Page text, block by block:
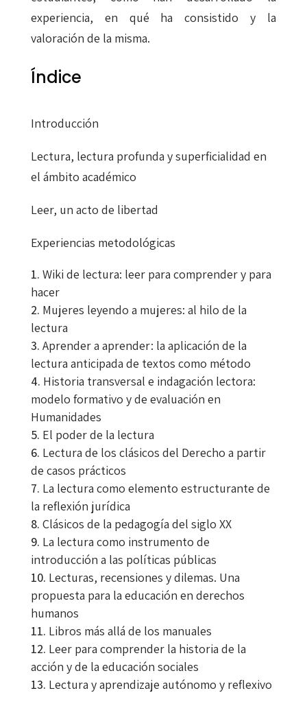
experiencia, en qué ha consistido y la
valoración de la misma.
Índice
Introducción
Lectura, lectura profunda y superficialidad en
el ámbito académico
Leer, un acto de libertad
Experiencias metodológicas
Wiki de lectura: leer para comprender y para
hacer
Mujeres leyendo a mujeres: al hilo de la
lectura
Aprender a aprender: la aplicación de la
lectura anticipada de textos como método
Historia transversal e indagación lectora:
modelo formativo y de evaluación en
Humanidades
El poder de la lectura
Lectura de los clásicos del Derecho a partir
de casos prácticos
La lectura como elemento estructurante de
la reflexión jurídica
Clásicos de la pedagogía del siglo XX
La lectura como instrumento de
introducción a las políticas públicas
Lecturas, recensiones y dilemas. Una
propuesta para la educación en derechos
humanos
Libros más allá de los manuales
Leer para comprender la historia de la
acción y de la educación sociales
Lectura y aprendizaje autónomo y reflexivo